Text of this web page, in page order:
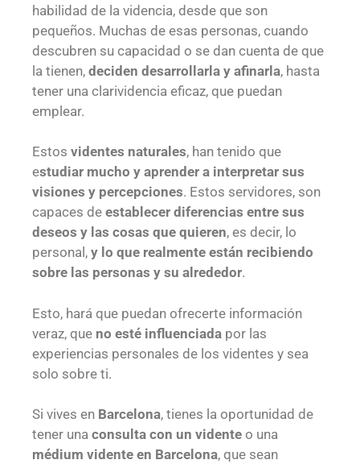
habilidad de la videncia, desde que son
pequeños. Muchas de esas personas, cuando
descubren su capacidad o se dan cuenta de que
la tienen, deciden desarrollarla y afinarla, hasta
tener una clarividencia eficaz, que puedan
emplear.
Estos videntes naturales, han tenido que
estudiar mucho y aprender a interpretar sus
visiones y percepciones. Estos servidores, son
capaces de establecer diferencias entre sus
deseos y las cosas que quieren, es decir, lo
personal, y lo que realmente están recibiendo
sobre las personas y su alrededor.
Esto, hará que puedan ofrecerte información
veraz, que no esté influenciada por las
experiencias personales de los videntes y sea
solo sobre ti.
Si vives en Barcelona, tienes la oportunidad de
tener una consulta con un vidente o una
médium vidente en Barcelona, que sean